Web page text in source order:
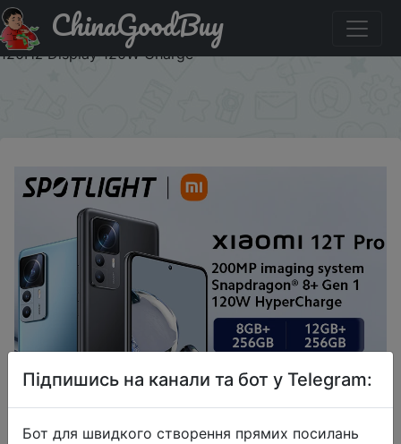
Придбати по знижці 12TPRO Xiaomi 12T Pro Smartphone
8/12GB+256GB Snapdragon 8+ Gen 1 200MP Camera
120Hz Display 120W Charge
ChinaGoodBuy
Підпишись на канали та бот у Telegram:
Бот для швидкого створення прямих посилань